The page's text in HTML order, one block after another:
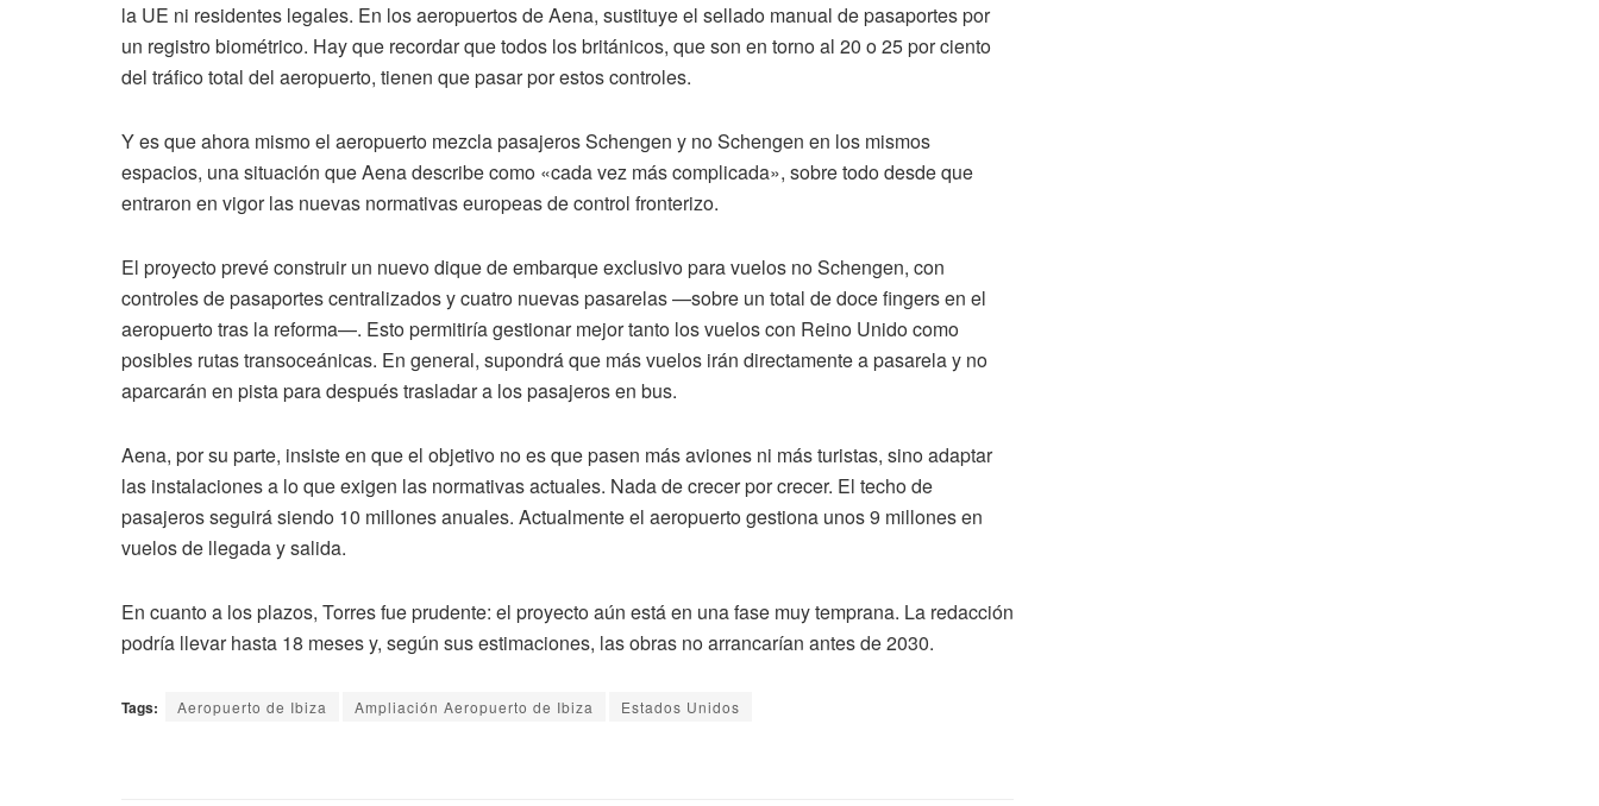
la UE ni residentes legales. En los aeropuertos de Aena, sustituye el sellado manual de pasaportes por
un registro biométrico. Hay que recordar que todos los británicos, que son en torno al 20 o 25 por ciento
del tráfico total del aeropuerto, tienen que pasar por estos controles.
Y es que ahora mismo el aeropuerto mezcla pasajeros Schengen y no Schengen en los mismos
espacios, una situación que Aena describe como «cada vez más complicada», sobre todo desde que
entraron en vigor las nuevas normativas europeas de control fronterizo.
El proyecto prevé construir un nuevo dique de embarque exclusivo para vuelos no Schengen, con
controles de pasaportes centralizados y cuatro nuevas pasarelas —sobre un total de doce fingers en el
aeropuerto tras la reforma—. Esto permitiría gestionar mejor tanto los vuelos con Reino Unido como
posibles rutas transoceánicas. En general, supondrá que más vuelos irán directamente a pasarela y no
aparcarán en pista para después trasladar a los pasajeros en bus.
Aena, por su parte, insiste en que el objetivo no es que pasen más aviones ni más turistas, sino adaptar
las instalaciones a lo que exigen las normativas actuales. Nada de crecer por crecer. El techo de
pasajeros seguirá siendo 10 millones anuales. Actualmente el aeropuerto gestiona unos 9 millones en
vuelos de llegada y salida.
En cuanto a los plazos, Torres fue prudente: el proyecto aún está en una fase muy temprana. La redacción
podría llevar hasta 18 meses y, según sus estimaciones, las obras no arrancarían antes de 2030.
Tags: Aeropuerto de Ibiza Ampliación Aeropuerto de Ibiza Estados Unidos